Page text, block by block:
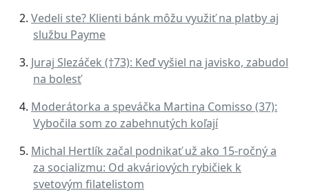
Vedeli ste? Klienti bánk môžu využiť na platby aj
službu Payme
Juraj Slezáček (†73): Keď vyšiel na javisko, zabudol
na bolesť
Moderátorka a speváčka Martina Comisso (37):
Vybočila som zo zabehnutých koľají
Michal Hertlík začal podnikať už ako 15-ročný a
za socializmu: Od akváriových rybičiek k
svetovým filatelistom